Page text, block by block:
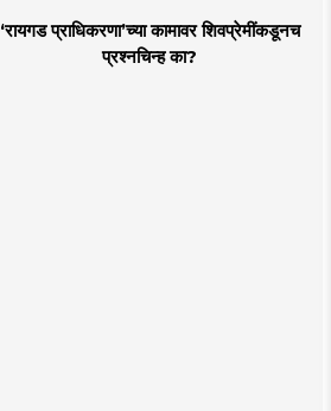
‘रायगड प्राधिकरणा’च्या कामावर शिवप्रेमींकडूनच
प्रश्नचिन्ह का?